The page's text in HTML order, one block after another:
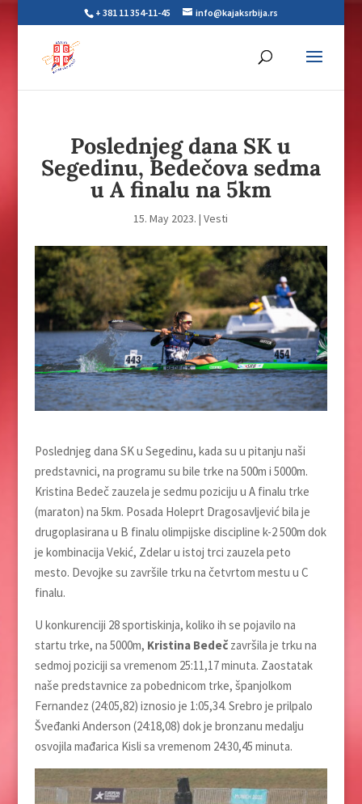
+ 381 11 354-11-45 info@kajaksrbija.rs
Poslednjeg dana SK u
Segedinu, Bedečova sedma
u A finalu na 5km
15. May 2023. |Vesti
Poslednjeg dana SK u Segedinu, kada su u pitanju naši
predstavnici, na programu su bile trke na 500m i 5000m.
Kristina Bedeč zauzela je sedmu poziciju u A finalu trke
(maraton) na 5km. Posada Holeprt Dragosavljević bila je
drugoplasirana u B finalu olimpijske discipline k-2 500m dok
je kombinacija Vekić, Zdelar u istoj trci zauzela peto
mesto. Devojke su završile trku na četvrtom mestu u C
finalu.
U konkurenciji 28 sportiskinja, koliko ih se pojavilo na
startu trke, na 5000m, Kristina Bedečzavršila je trku na
sedmoj poziciji sa vremenom 25:11,17 minuta. Zaostatak
naše predstavnice za pobednicom trke, španjolkom
Fernandez (24:05,82) iznosio je 1:05,34. Srebro je prilpalo
Šveđanki Anderson (24:18,08) dok je bronzanu medalju
osvojila mađarica Kisli sa vremenom 24:30,45 minuta.